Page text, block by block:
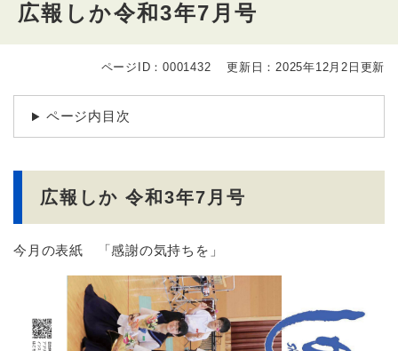
広報しか令和3年7月号
文
ページID：0001432 更新日：2025年12月2日更新
ページ内目次
広報しか 令和3年7月号
今月の表紙 「感謝の気持ちを」